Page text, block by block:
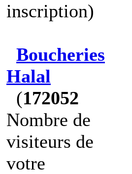
inscription)
Boucheries
Halal
(172052
Nombre de
visiteurs de
votre